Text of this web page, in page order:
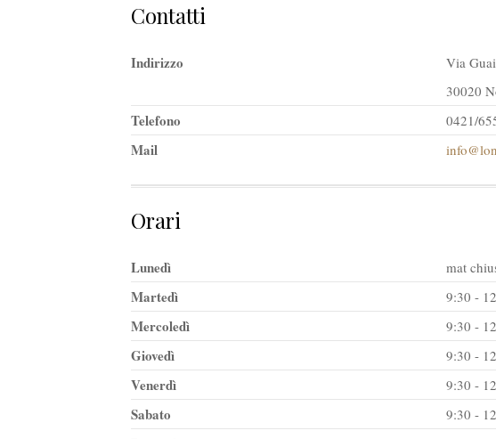
Contatti
Indirizzo
Via
30020
Telefono 0421/
Mail
Orari
Lunedì mat
Martedì 9:30 -
Mercoledì 9:30 -
Giovedì 9:30 -
Venerdì 9:30 -
Sabato 9:30 -